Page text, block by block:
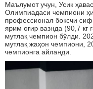
Маълумот учун, Усик
Олимпиадаси чемпиони
профессионал боксчи
ярим оғир вазнда (90,7 кг
мутлақ чемпион бўлди.
мутлақ жаҳон чемпиони,
чемпионга айланди.